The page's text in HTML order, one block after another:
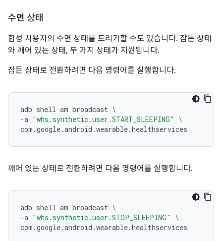
수면 상태
합성 사용자의 수면 상태를 트리거할 수도 있습니다. 잠든 상태
와 깨어 있는 상태, 두 가지 상태가 지원됩니다.
잠든 상태로 전환하려면 다음 명령어를 실행합니다.
adb shell am broadcast \
-a "whs.synthetic.user.START_SLEEPING"
\
깨어 있는 상태로 전환하려면 다음 명령어를 실행합니다.
adb shell am broadcast \
-a "whs.synthetic.user.STOP_SLEEPING"
\